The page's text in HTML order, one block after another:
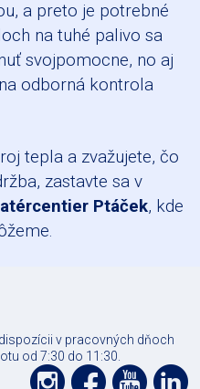
a preto je potrebné
na tuhé palivo sa
svojpomocne, no aj
odborná kontrola
tepla a zvažujete, čo
zastavte sa v
Ptáček, kde
v pracovných dňoch
od 7:30 do 11:30.
Podpořte